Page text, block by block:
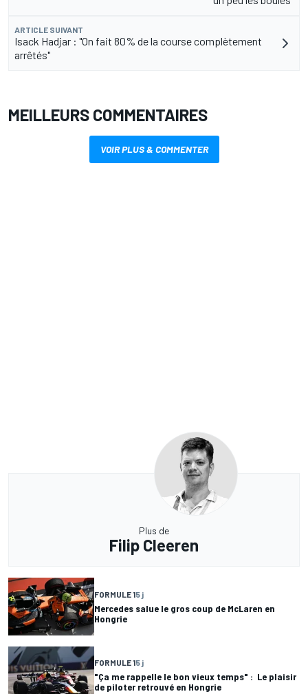
ARTICLE SUIVANT
Isack Hadjar : "On fait 80% de la course complètement
arrêtés"
MEILLEURS COMMENTAIRES
VOIR PLUS & COMMENTER
Plus de
Filip Cleeren
FORMULE 15 j
Mercedes salue le gros coup de McLaren en
Hongrie
FORMULE 15 j
"Ça me rappelle le bon vieux temps" : Le plaisir
de piloter retrouvé en Hongrie